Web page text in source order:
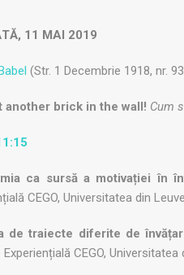
11 MAI 2019
(Str. 1 Decembrie 1918, nr.
another brick in the wall! Cum
ca sursă a motivației în
CEGO, Universitatea din
de traiecte diferite de
CEGO, Universitatea